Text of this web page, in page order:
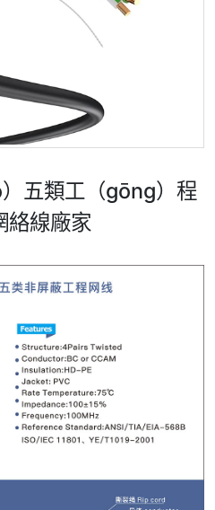
五類工（gōng）程
絡線廠家